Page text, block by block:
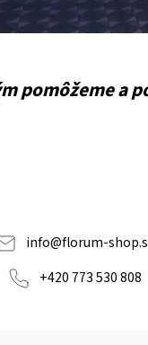
pomôžeme a
info@florum-
+420 773 530 808